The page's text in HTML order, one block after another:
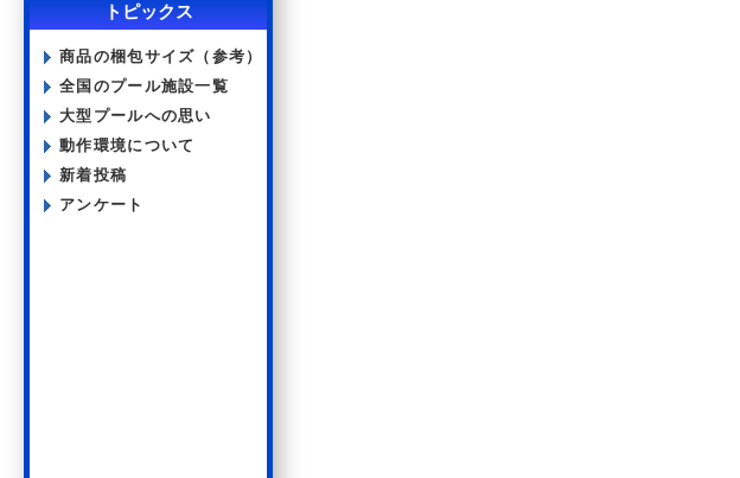
トピックス
商品の梱包サイズ（参考）
全国のプール施設一覧
大型プールへの思い
動作環境について
新着投稿
アンケート